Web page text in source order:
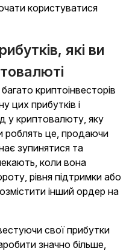
користуватися
які ви
криптоінвесторів
цих прибутків і
у криптовалюту, яку
це, продаючи
зупинятися та
коли вона
рівня підтримки або
інший ордер на
свої прибутки
значно більше,